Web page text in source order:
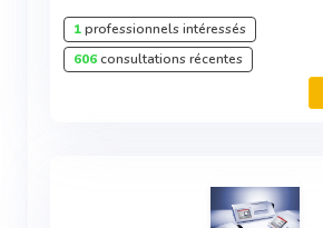
1professionnels intéressés
606consultations récentes